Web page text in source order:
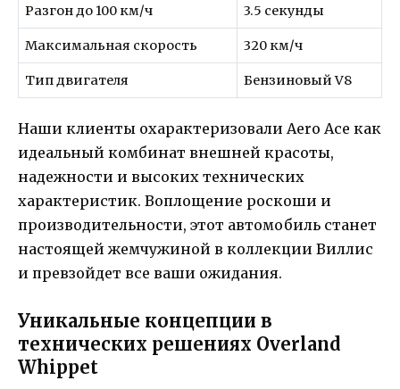
Разгон до 100 км/ч 3.5 секунды
Максимальная скорость 320 км/ч
Тип двигателя Бензиновый V8
Наши клиенты охарактеризовали Aero Ace как
идеальный комбинат внешней красоты,
надежности и высоких технических
характеристик. Воплощение роскоши и
производительности, этот автомобиль станет
настоящей жемчужиной в коллекции Виллис
и превзойдет все ваши ожидания.
Уникальные концепции в
технических решениях Overland
Whippet